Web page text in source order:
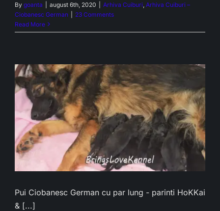
By goanta august 6th, 2020 Arhiva Cuiburi Arhiva Cuiburi –
Ciobanesc German
23 Comments
Read More
Pui Ciobanesc German cu par lung - parinti HoKKai
& [...]